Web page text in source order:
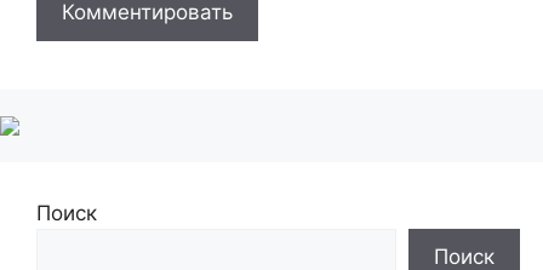
Поиск
Поиск